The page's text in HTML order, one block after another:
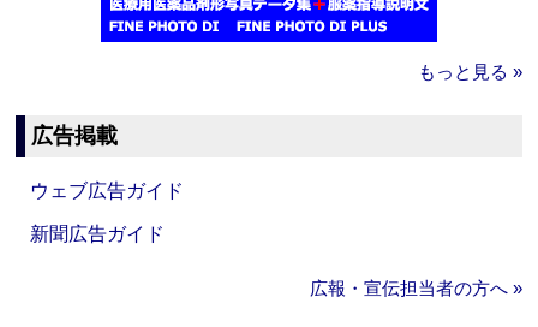
もっと見る »
広告掲載
ウェブ広告ガイド
新聞広告ガイド
広報・宣伝担当者の方へ »